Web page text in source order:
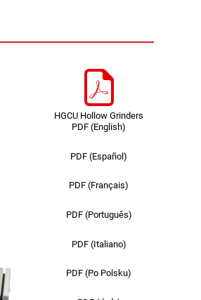
HGCU Hollow Grinders
PDF (English)
PDF (Español)
PDF (Français)
PDF (Português)
PDF (Italiano)
PDF (Po Polsku)